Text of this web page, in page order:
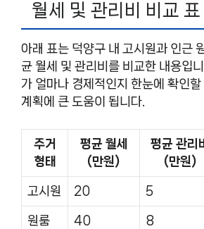
월세 및 관리비 비교 표
아래 표는 덕양구 내 고시원과 인근
균 월세 및 관리비를 비교한 내용입
가 얼마나 경제적인지 한눈에 확인할
계획에 큰 도움이 됩니다.
주거
형태
평균 월세
(만원)
평균 관리비
(만원)
고시원 20 5
원룸 40 8